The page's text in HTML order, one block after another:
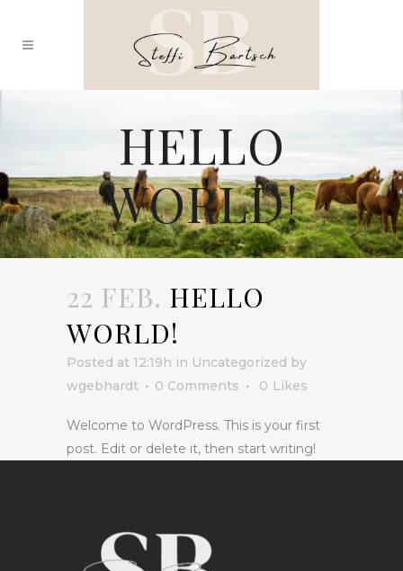
HELLO
WORLD!
22 FEB. HELLO
WORLD!
Posted at 12:19h in Uncategorized by
wgebhardt
0 Comments 0 Likes
Welcome to WordPress. This is your first
post. Edit or delete it, then start writing!